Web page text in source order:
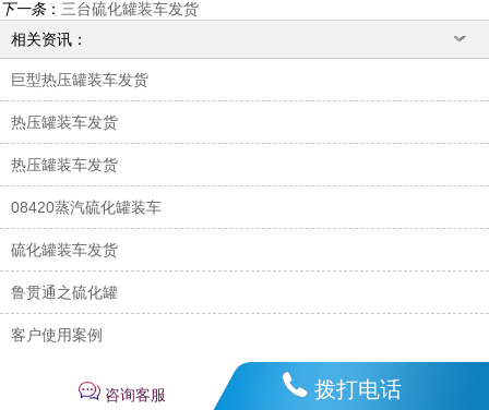
下一条： 三台硫化罐装车发货
相关资讯：
巨型热压罐装车发货
热压罐装车发货
热压罐装车发货
08420蒸汽硫化罐装车
硫化罐装车发货
鲁贯通之硫化罐
客户使用案例
咨询客服 拨打电话